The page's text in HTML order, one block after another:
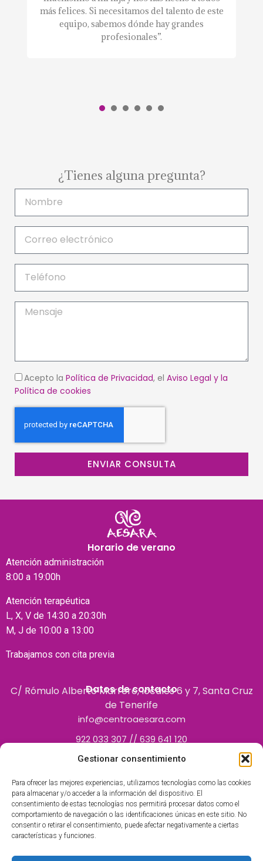
Gestionar consentimiento
Para ofrecer las mejores experiencias, utilizamos tecnologías como las cookies
para almacenar y/o acceder a la información del dispositivo. El
consentimiento de estas tecnologías nos permitirá procesar datos como el
comportamiento de navegación o las identificaciones únicas en este sitio. No
consentir o retirar el consentimiento, puede afectar negativamente a ciertas
características y funciones.
más felices. Si necesitamos del talento de este
equipo, sabemos dónde hay grandes
profesionales”.
¿Tienes alguna pregunta?
Acepto la Política de Privacidad, el Aviso Legal y la
Política de cookies
ENVIAR CONSULTA
Horario de verano
Atención administración
8:00 a 19:00h
Atención terapéutica
L, X, V de 14:30 a 20:30h
M, J de 10:00 a 13:00
Trabajamos con cita previa
Datos de contacto
C/ Rómulo Alberto Marrero, locales 6 y 7, Santa Cruz
de Tenerife
info@centroaesara.com
922 033 307 // 639 641 120
Autorizados por el Servicio Canario de la Salud como centro